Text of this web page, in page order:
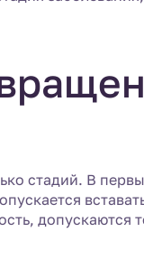
стадий. В
допускаются